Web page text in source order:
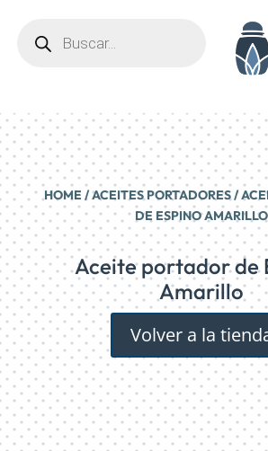
productos
HOME /ACEITES PORTADORES/
DE ESPINO AMARILLO
Aceite portador de
Amarillo
Volver a la